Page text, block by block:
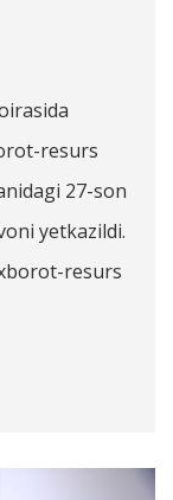
resurs
27-son
yetkazildi.
resurs